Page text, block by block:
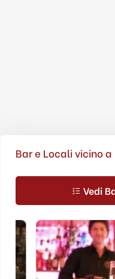
Bar e Locali vicino a
Vedi